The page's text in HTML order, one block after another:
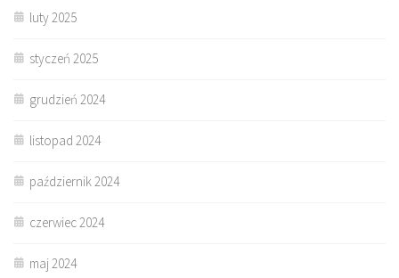
luty 2025
styczeń 2025
grudzień 2024
listopad 2024
październik 2024
czerwiec 2024
maj 2024